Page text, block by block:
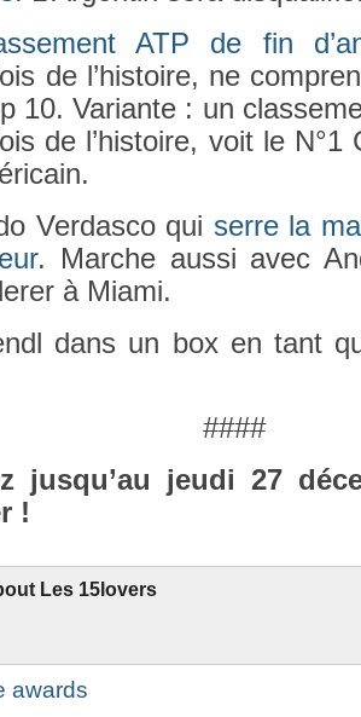
ATP de fin
de l’his­toire, ne
10. Varian­te : un
de l’his­toire, voit le N°1
Ver­dasco qui serre la
. Marche aussi avec
à Miami.
dans un box en tant
####
jusqu’au jeudi 27
!
Les 15lovers
awards